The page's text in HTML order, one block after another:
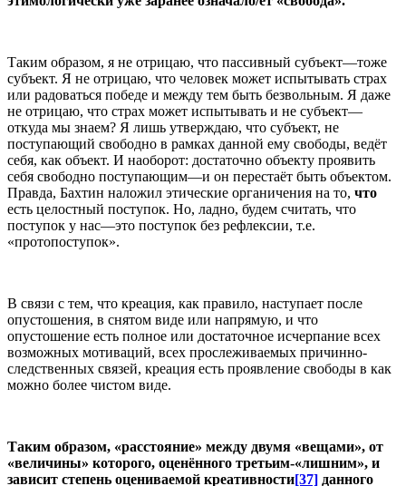
Таким образом, я не отрицаю, что пассивный субъект—тоже
субъект. Я не отрицаю, что человек может испытывать страх
или радоваться победе и между тем быть безвольным. Я даже
не отрицаю, что страх может испытывать и не субъект—
откуда мы знаем? Я лишь утверждаю, что субъект, не
поступающий свободно в рамках данной ему свободы, ведёт
себя, как объект. И наоборот: достаточно объекту проявить
себя свободно поступающим—и он перестаёт быть объектом.
Правда, Бахтин наложил этические органичения на то, что
есть целостный поступок. Но, ладно, будем считать, что
поступок у нас—это поступок без рефлексии, т.е.
«протопоступок».
В связи с тем, что креация, как правило, наступает после
опустошения, в снятом виде или напрямую, и что
опустошение есть полное или достаточное исчерпание всех
возможных мотиваций, всех прослеживаемых причинно-
следственных связей, креация есть проявление свободы в как
можно более чистом виде.
Таким образом, «расстояние» между двумя «вещами», от
«величины» которого, оценённого третьим-«лишним», и
зависит степень оцениваемой креативности[37] данного